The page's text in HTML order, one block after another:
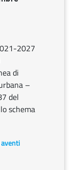
2027
di
–
del
schema